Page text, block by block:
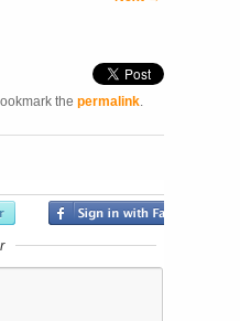
the permalink.